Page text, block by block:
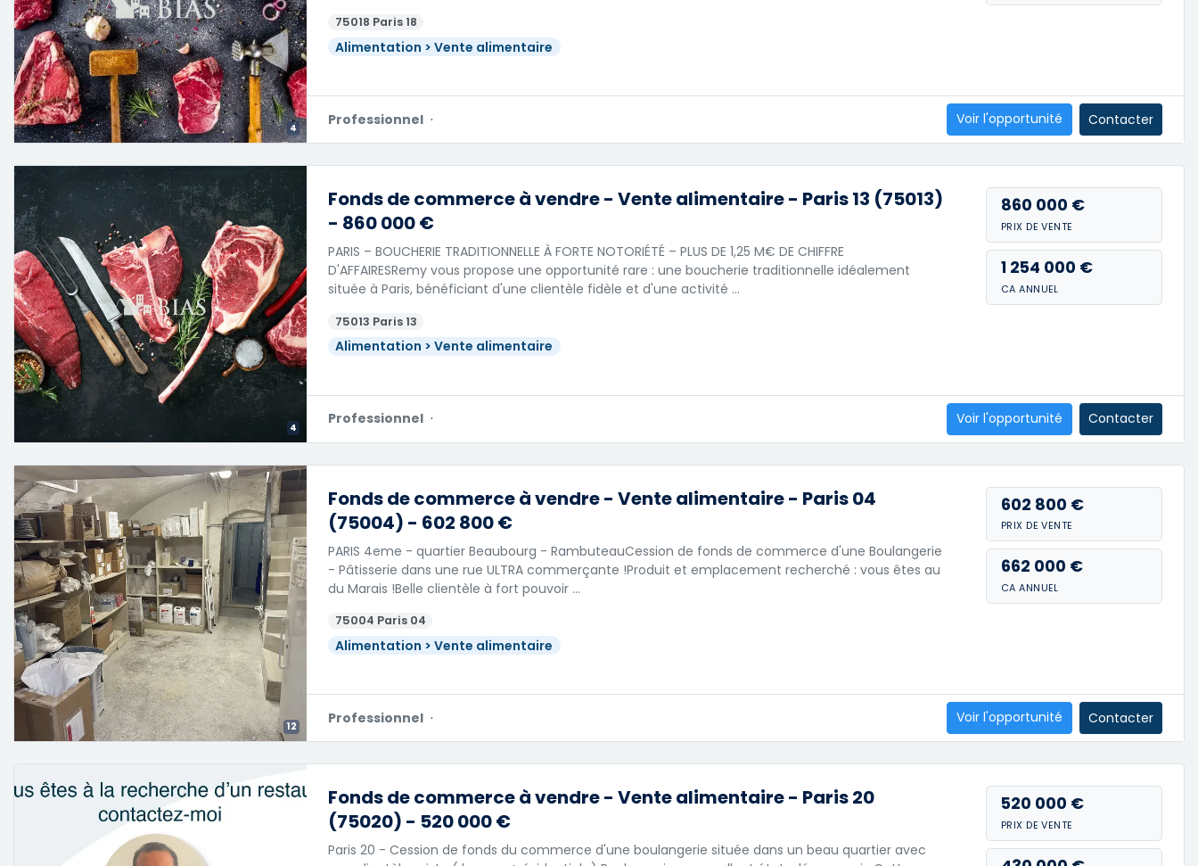
4
75018 Paris 18
Alimentation > Vente alimentaire
Professionnel · Voir l'opportunité Contacter
4
Fonds de commerce à vendre - Vente alimentaire - Paris 13 (75013)
- 860 000 €
PARIS – BOUCHERIE TRADITIONNELLE À FORTE NOTORIÉTÉ – PLUS DE 1,25 M€ DE CHIFFRE
D'AFFAIRESRemy vous propose une opportunité rare : une boucherie traditionnelle idéalement
située à Paris, bénéficiant d'une clientèle fidèle et d'une activité …
75013 Paris 13
Alimentation > Vente alimentaire
860 000 €
PRIX DE VENTE
1 254 000 €
CA ANNUEL
Professionnel · Voir l'opportunité Contacter
12
Fonds de commerce à vendre - Vente alimentaire - Paris 04
(75004) - 602 800 €
PARIS 4eme - quartier Beaubourg - RambuteauCession de fonds de commerce d'une Boulangerie
- Pâtisserie dans une rue ULTRA commerçante !Produit et emplacement recherché : vous êtes au
du Marais !Belle clientèle à fort pouvoir …
75004 Paris 04
Alimentation > Vente alimentaire
602 800 €
PRIX DE VENTE
662 000 €
CA ANNUEL
Professionnel · Voir l'opportunité Contacter
Fonds de commerce à vendre - Vente alimentaire - Paris 20
(75020) - 520 000 €
Paris 20 - Cession de fonds du commerce d'une boulangerie située dans un beau quartier avec
520 000 €
PRIX DE VENTE